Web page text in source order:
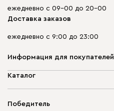
ежедневно с 09-00 до 20-00
Доставка заказов
ежедневно с 9:00 до 23:00
Информация для покупателей
О компании
Гарантия
Каталог
Корпусная мебель
Победитель